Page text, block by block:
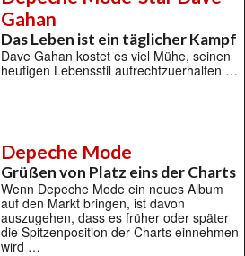
Gahan
Das Leben ist ein täglicher Kampf
Dave Gahan kostet es viel Mühe, seinen
heutigen Lebensstil aufrechtzuerhalten …
Depeche Mode
Grüßen von Platz eins der Charts
Wenn Depeche Mode ein neues Album
auf den Markt bringen, ist davon
auszugehen, dass es früher oder später
die Spitzenposition der Charts einnehmen
wird …